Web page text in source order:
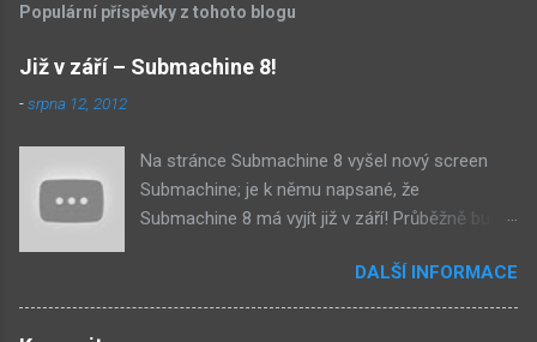
e
n
Populární příspěvky z tohoto blogu
Již v září – Submachine 8!
-srpna 12, 2012
Na stránce Submachine 8 vyšel nový screen
Submachine; je k němu napsané, že
Submachine 8 má vyjít již v září! Průběžně budu
zveřejněný materiál ze Submachine 8. Zvukové
pozadí menu. První screen, který se na stránce
DALŠÍ INFORMACE